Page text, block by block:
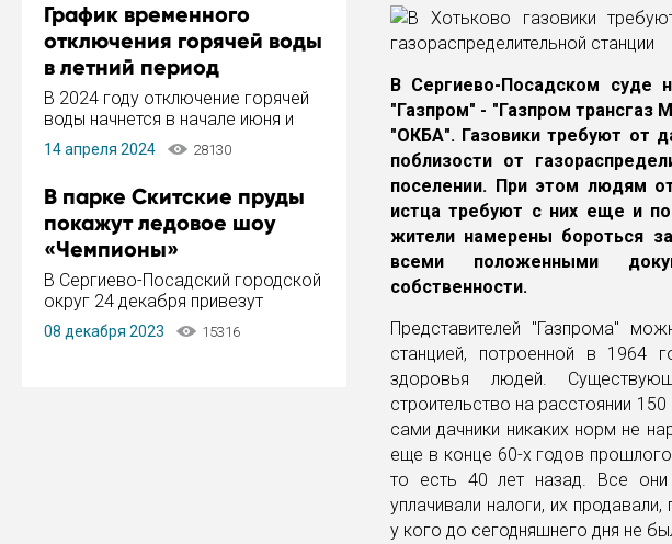
Пахомов.
График временного
отключения горячей воды
в летний период
В 2024 году отключение горячей
воды начнется в начале июня и
завершится в конце августа.
Период отключения составит не
14 апреля 2024 28130
В парке Скитские пруды
покажут ледовое шоу
«Чемпионы»
В Сергиево-Посадский городской
округ 24 декабря привезут
ледовый тур «Чемпионы»
заслуженного мастера спорта,
08 декабря 2023 15316
В Сергиево-Посадском суде
"Газпром" - "Газпром трансгаз
"ОКБА". Газовики требуют от
поблизости от
поселении. При этом людям
истца требуют с них еще и
жители намерены бороться
всеми положенными
собственности.
Представителей "Газпрома"
станцией, потроенной в
здоровья людей.
строительство на расстоянии
сами дачники никаких норм не
еще в конце 60-х годов
то есть 40 лет назад. Все
уплачивали налоги, их
у кого до сегодняшнего дня не